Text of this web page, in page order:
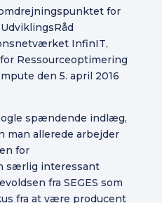
for
InfinIT,
Ressourceoptimering
den 5. april 2016
spændende indlæg,
man allerede arbejder
for
særlig interessant
fra SEGES som
fra at være producent